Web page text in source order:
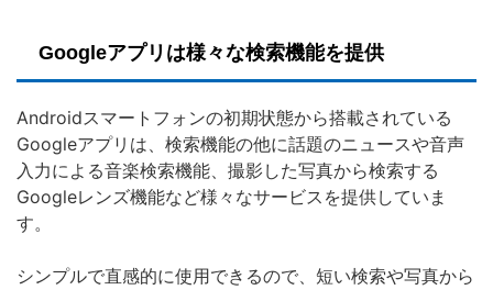
Googleアプリは様々な検索機能を提供
Androidスマートフォンの初期状態から搭載されている
Googleアプリは、検索機能の他に話題のニュースや音声
入力による音楽検索機能、撮影した写真から検索する
Googleレンズ機能など様々なサービスを提供していま
す。
シンプルで直感的に使用できるので、短い検索や写真から